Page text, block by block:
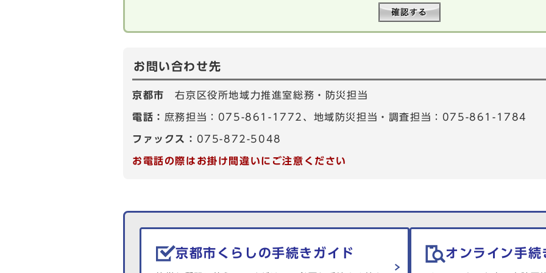
お問い合わせ先
京都市右京区役所地域力推進室総務・防災担当
電話： 庶務担当：075-861-1772、地域防災担当・調査担当：075-861-1784
ファックス： 075-872-5048
お電話の際はお掛け間違いにご注意ください
生活情報を探す
京都市くらしの手続きガイド オンライン手続